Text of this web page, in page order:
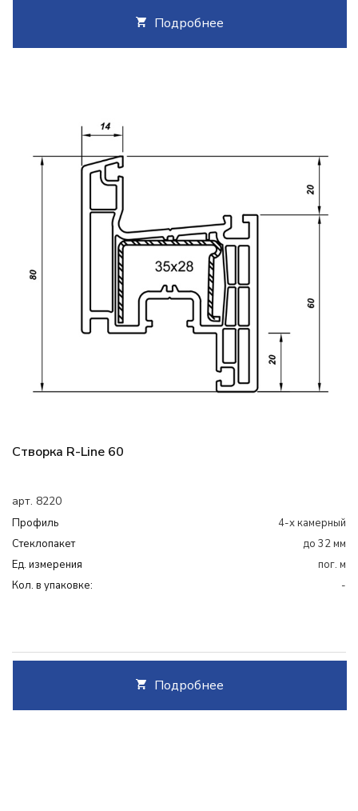
Подробнее
Створка R-Line 60
арт. 8220
Профиль
4-х камерный
Cтеклопакет
до 32 мм
Ед. измерения
пог. м
Кол. в упаковке:
-
Подробнее